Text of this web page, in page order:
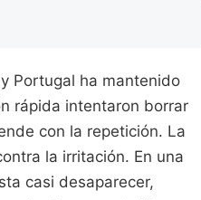
Portugal ha mantenido
rápida intentaron borrar
con la repetición. La
la irritación. En una
casi desaparecer,